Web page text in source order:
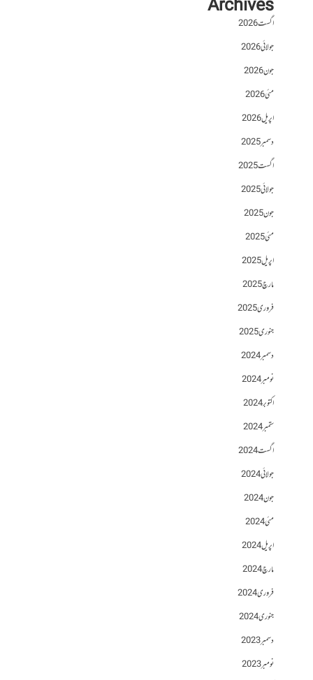
Archives
اگست 2026
جولائی 2026
جون 2026
مئی 2026
اپریل 2026
دسمبر 2025
اگست 2025
جولائی 2025
جون 2025
مئی 2025
اپریل 2025
مارچ 2025
فروری 2025
جنوری 2025
دسمبر 2024
نومبر 2024
اکتوبر 2024
ستمبر 2024
اگست 2024
جولائی 2024
جون 2024
مئی 2024
اپریل 2024
مارچ 2024
فروری 2024
جنوری 2024
دسمبر 2023
نومبر 2023